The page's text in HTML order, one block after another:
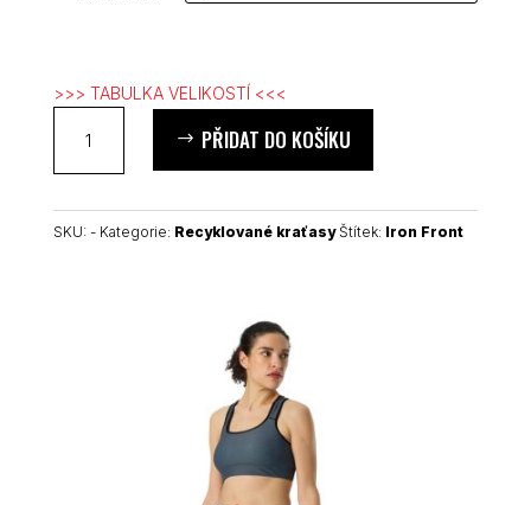
>>> TABULKA VELIKOSTÍ <<<
Front
unisex
dlouhé
PŘIDAT DO KOŠÍKU
SKU: - Kategorie: Recyklované kraťasy Štítek: Iron Front